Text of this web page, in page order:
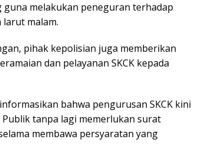
melakukan peneguran terhadap
malam.
pihak kepolisian juga memberikan
dan pelayanan SKCK kepada
bahwa pengurusan SKCK kini
tanpa lagi memerlukan surat
membawa persyaratan yang